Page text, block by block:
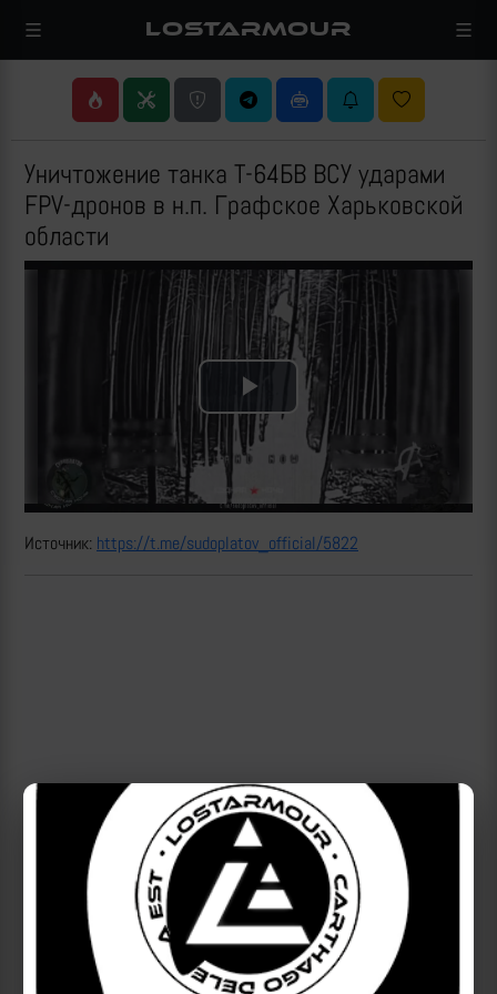
LOSTARMOUR
Уничтожение танка Т-64БВ ВСУ ударами
FPV-дронов в н.п. Графское Харьковской
области
Play
Video
Источник: https://t.me/sudoplatov_official/5822